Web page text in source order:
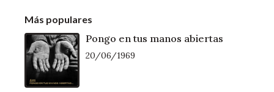
Más populares
Pongo en tus manos abiertas
20/06/1969